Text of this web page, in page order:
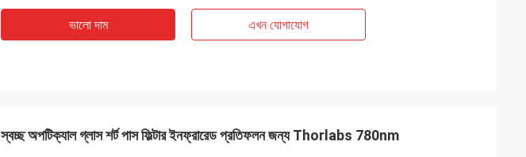
ভালো দাম এখন যোগাযোগ
স্বচ্ছ অপটিক্যাল গ্লাস শর্ট পাস ফিল্টার ইনফ্রারেড প্রতিফলন জন্য Thorlabs 780nm